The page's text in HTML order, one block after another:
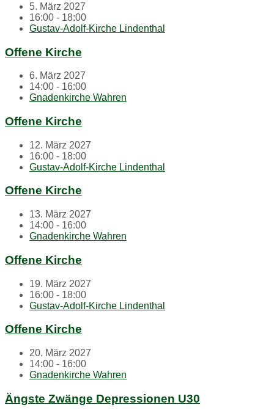
5. März 2027
16:00 - 18:00
Gustav-Adolf-Kirche Lindenthal
Offene Kirche
6. März 2027
14:00 - 16:00
Gnadenkirche Wahren
Offene Kirche
12. März 2027
16:00 - 18:00
Gustav-Adolf-Kirche Lindenthal
Offene Kirche
13. März 2027
14:00 - 16:00
Gnadenkirche Wahren
Offene Kirche
19. März 2027
16:00 - 18:00
Gustav-Adolf-Kirche Lindenthal
Offene Kirche
20. März 2027
14:00 - 16:00
Gnadenkirche Wahren
Ängste Zwänge Depressionen U30